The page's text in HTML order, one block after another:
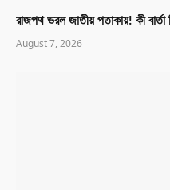
রাজপথ ভরল জাতীয় পতাকায়! কী বার্তা
August 7, 2026